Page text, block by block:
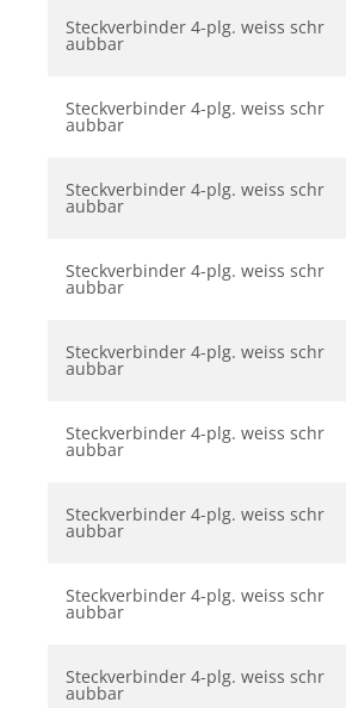
Steckverbinder 4-plg. weiss schr
aubbar
Steckverbinder 4-plg. weiss schr
aubbar
Steckverbinder 4-plg. weiss schr
aubbar
Steckverbinder 4-plg. weiss schr
aubbar
Steckverbinder 4-plg. weiss schr
aubbar
Steckverbinder 4-plg. weiss schr
aubbar
Steckverbinder 4-plg. weiss schr
aubbar
Steckverbinder 4-plg. weiss schr
aubbar
Steckverbinder 4-plg. weiss schr
aubbar